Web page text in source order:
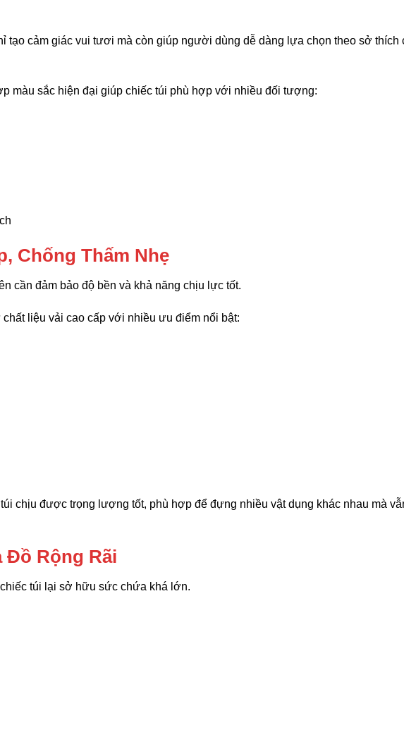
tạo cảm giác vui tươi mà còn giúp người dùng dễ dàng lựa chọn theo sở thích
màu sắc hiện đại giúp chiếc túi phù hợp với nhiều đối tượng:
Chống Thấm Nhẹ
cần đảm bảo độ bền và khả năng chịu lực tốt.
liệu vải cao cấp với nhiều ưu điểm nổi bật:
chịu được trọng lượng tốt, phù hợp để đựng nhiều vật dụng khác nhau mà
Đồ Rộng Rãi
túi lại sở hữu sức chứa khá lớn.